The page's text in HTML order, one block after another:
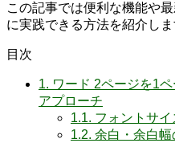
この記事では便利な機能や
に実践できる方法を紹介しま
目次
1. ワード 2ページを1
アプローチ
1.1. フォントサ
1.2. 余白・余白幅